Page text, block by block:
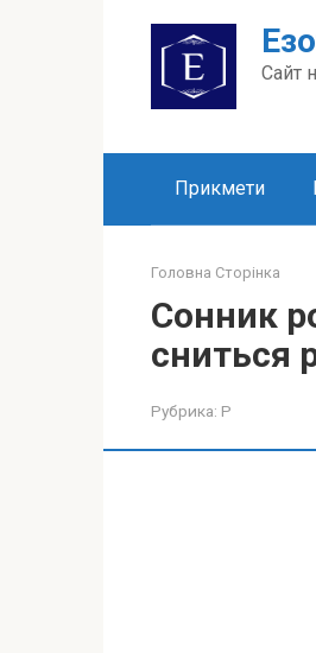
Сайт
Прикмети
Головна Сторінка
Сонник
сниться
Рубрика: Р